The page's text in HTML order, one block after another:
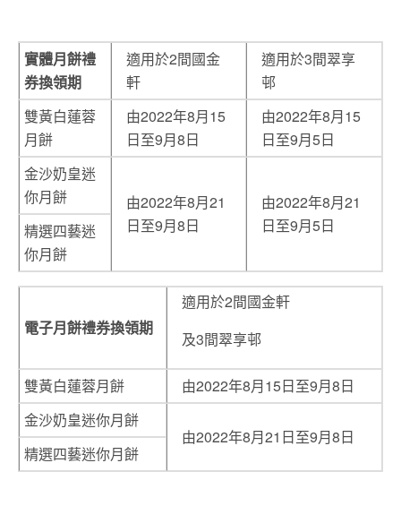
實體月餅禮
券換領期
適用於2間國金
軒
適用於3間翠享
邨
雙黃白蓮蓉
月餅
由2022年8月15
日至9月8日
由2022年8月15
日至9月5日
金沙奶皇迷
你月餅
由2022年8月21
日至9月8日
由2022年8月21
日至9月5日
精選四藝迷
你月餅
電子月餅禮券換領期
適用於2間國金軒
及3間翠享邨
雙黃白蓮蓉月餅
由2022年8月15日至9月8日
金沙奶皇迷你月餅
由2022年8月21日至9月8日
精選四藝迷你月餅